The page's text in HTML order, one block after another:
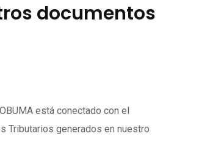
documentos
está conectado con el
Tributarios generados en nuestro